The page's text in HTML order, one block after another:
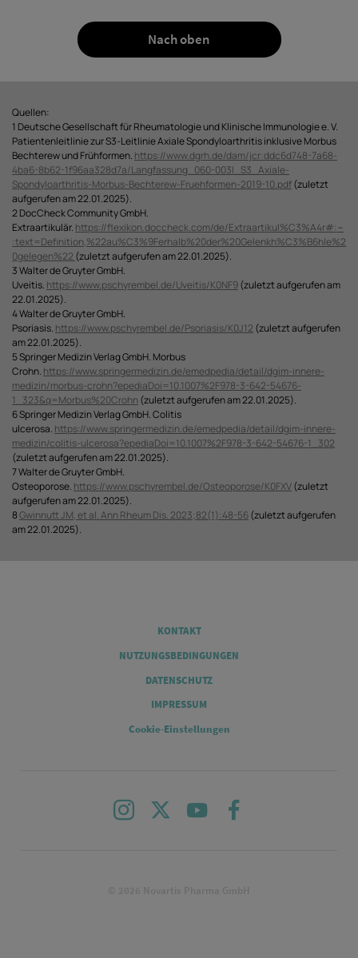
Nach oben
Quellen:
1 Deutsche Gesellschaft für Rheumatologie und Klinische Immunologie e. V.
Patientenleitlinie zur S3-Leitlinie Axiale Spondyloarthritis inklusive Morbus
Bechterew und Frühformen. https://www.dgrh.de/dam/jcr:ddc6d748-7a68-
4ba6-8b62-1f96aa328d7a/Langfassung_060-003l_S3_Axiale-
Spondyloarthritis-Morbus-Bechterew-Fruehformen-2019-10.pdf(zuletzt
aufgerufen am 22.01.2025).
2 DocCheck Community GmbH.
Extraartikulär. https://flexikon.doccheck.com/de/Extraartikul%C3%A4r#:~
:text=Definition,%22au%C3%9Ferhalb%20der%20Gelenkh%C3%B6hle%2
0gelegen%22 (zuletzt aufgerufen am 22.01.2025).
3 Walter de Gruyter GmbH.
Uveitis. https://www.pschyrembel.de/Uveitis/K0NF9(zuletzt aufgerufen am
22.01.2025).
4 Walter de Gruyter GmbH.
Psoriasis. https://www.pschyrembel.de/Psoriasis/K0J12 (zuletzt aufgerufen
am 22.01.2025).
5 Springer Medizin Verlag GmbH. Morbus
Crohn. https://www.springermedizin.de/emedpedia/detail/dgim-innere-
medizin/morbus-crohn?epediaDoi=10.1007%2F978-3-642-54676-
1_323&q=Morbus%20Crohn (zuletzt aufgerufen am 22.01.2025).
6 Springer Medizin Verlag GmbH. Colitis
ulcerosa. https://www.springermedizin.de/emedpedia/detail/dgim-innere-
medizin/colitis-ulcerosa?epediaDoi=10.1007%2F978-3-642-54676-1_302
(zuletzt aufgerufen am 22.01.2025).
7 Walter de Gruyter GmbH.
Osteoporose. https://www.pschyrembel.de/Osteoporose/K0FXV(zuletzt
aufgerufen am 22.01.2025).
8Gwinnutt JM, et al. Ann Rheum Dis. 2023;82(1):48-56(zuletzt aufgerufen
am 22.01.2025).
KONTAKT
NUTZUNGSBEDINGUNGEN
DATENSCHUTZ
IMPRESSUM
Cookie-Einstellungen
Instagram Youtube